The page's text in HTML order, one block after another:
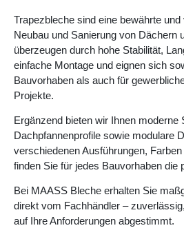
Trapezbleche sind eine bewährte
Neubau und Sanierung von Dächern
überzeugen durch hohe Stabilität,
einfache Montage und eignen sich
Bauvorhaben als auch für
Projekte.
Ergänzend bieten wir Ihnen moderne
Dachpfannenprofile sowie modulare
verschiedenen Ausführungen,
finden Sie für jedes Bauvorhaben die
Bei MAASS Bleche erhalten Sie
direkt vom Fachhändler –
auf Ihre Anforderungen abgestimmt.